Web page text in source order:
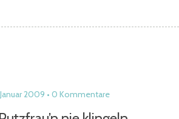
2009 0 Kommentare